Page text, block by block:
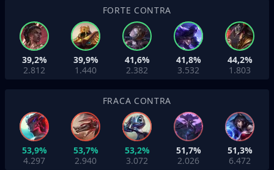
FORTE CONTRA
39,2%
2.812
39,9%
1.440
41,6%
2.382
41,8%
3.532
44,2%
1.803
FRACA CONTRA
53,9%
4.297
53,7%
2.940
53,2%
3.072
51,7%
2.026
51,3%
6.472